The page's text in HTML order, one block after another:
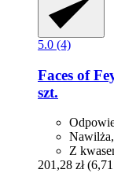
5.0 (4)
Faces of
szt.
Z
201,28 zł